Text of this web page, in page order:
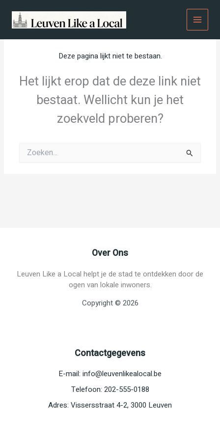
inhoud
Deze pagina lijkt niet te bestaan.
Het lijkt erop dat de deze link niet
bestaat. Wellicht kun je het
zoekveld proberen?
Zoeken
naar:
Over Ons
Leuven Like a Local helpt je de stad te ontdekken door de
ogen van lokale inwoners.
Copyright © 2026
Contactgegevens
E-mail: info@leuvenlikealocal.be
Telefoon: 202-555-0188
Adres: Vissersstraat 4-2, 3000 Leuven